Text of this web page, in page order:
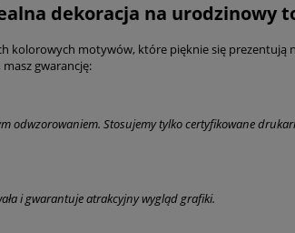
dekoracja na urodzinowy
kolorowych motywów, które pięknie się prezentują
gwarancję:
odwzorowaniem. Stosujemy tylko certyfikowane
i gwarantuje atrakcyjny wygląd grafiki.